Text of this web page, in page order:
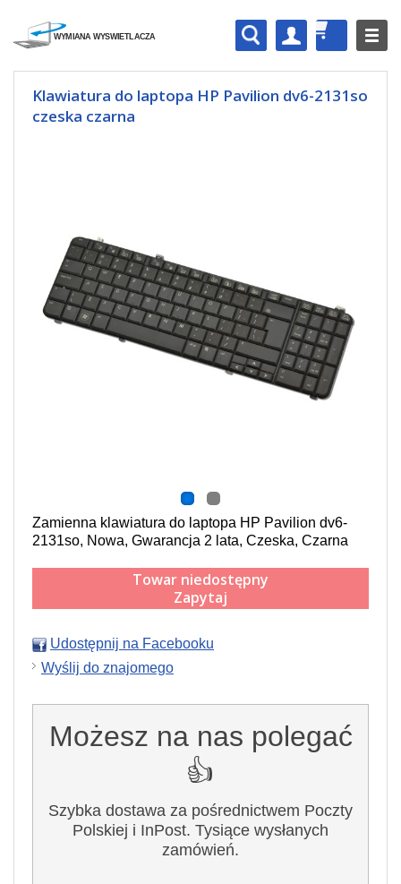
Klawiatura do laptopa HP Pavilion dv6-2131so
czeska czarna
Zamienna klawiatura do laptopa HP Pavilion dv6-
2131so, Nowa, Gwarancja 2 lata, Czeska, Czarna
Towar niedostępny
Zapytaj
Udostępnij na Facebooku
Wyślij do znajomego
Możesz na nas polegać
👍
Szybka dostawa za pośrednictwem Poczty
Polskiej i InPost. Tysiące wysłanych
zamówień.